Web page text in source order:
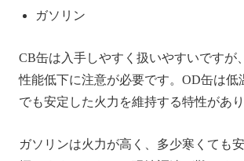
ガソリン
CB缶は入手しやすく扱いやすいですが
性能低下に注意が必要です。OD缶は低
でも安定した火力を維持する特性があり
ガソリンは火力が高く、多少寒くても